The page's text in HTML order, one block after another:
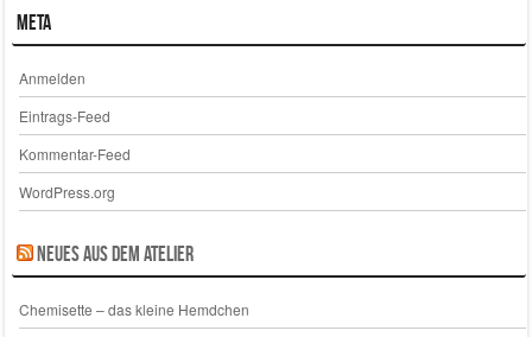
Meta
Anmelden
Eintrags-Feed
Kommentar-Feed
WordPress.org
Neues aus dem Atelier
Chemisette – das kleine Hemdchen